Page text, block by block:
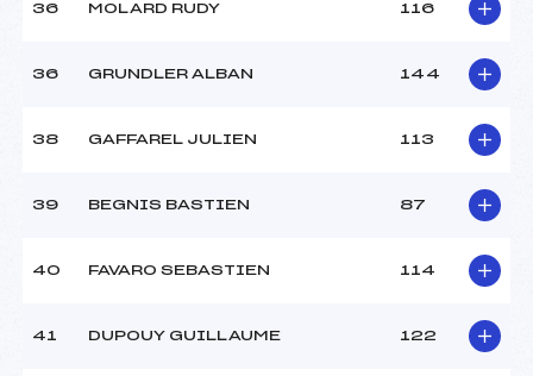
36 MOLARD RUDY 116
36 GRUNDLER ALBAN 144
38 GAFFAREL JULIEN 113
39 BEGNIS BASTIEN 87
40 FAVARO SEBASTIEN 114
41 DUPOUY GUILLAUME 122